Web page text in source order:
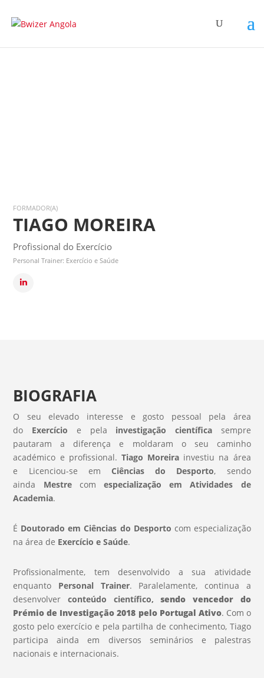
FORMADOR(A)
TIAGO MOREIRA
Profissional do Exercício
Personal Trainer: Exercício e Saúde
BIOGRAFIA
O seu elevado interesse e gosto pessoal pela área
do Exercício e pela investigação científicasempre
pautaram a diferença e moldaram o seu caminho
académico e profissional. Tiago Moreira investiu na área
e Licenciou-se em Ciências do Desporto, sendo
ainda Mestrecomespecialização em Atividades de
Academia.
É Doutorado em Ciências do Desporto com especialização
na área de Exercício e Saúde.
Profissionalmente, tem desenvolvido a sua atividade
enquanto Personal Trainer. Paralelamente, continua a
desenvolverconteúdo científico,sendo vencedor do
Prémio de Investigação 2018 pelo Portugal Ativo. Com o
gosto pelo exercício e pela partilha de conhecimento, Tiago
participa ainda em diversos seminários e palestras
nacionais e internacionais.